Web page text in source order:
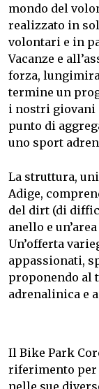
mondo del
realizzato in
volontari e in
Vacanze e
forza,
termine un
i nostri giovani
punto di
uno sport
La struttura,
Adige,
del dirt (di
anello e
Un’offerta
appassionati,
proponendo al
adrenalinica e
Il Bike Park
riferimento per
nelle sue